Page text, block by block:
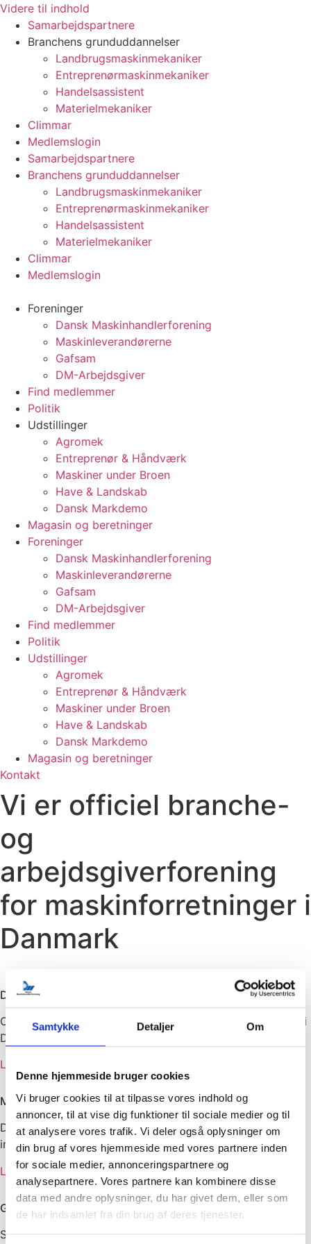
Samtykke Detaljer Om
Denne hjemmeside bruger cookies
Vi bruger cookies til at tilpasse vores indhold og
annoncer, til at vise dig funktioner til sociale medier og til
at analysere vores trafik. Vi deler også oplysninger om
din brug af vores hjemmeside med vores partnere inden
for sociale medier, annonceringspartnere og
analysepartnere. Vores partnere kan kombinere disse
data med andre oplysninger, du har givet dem, eller som
de har indsamlet fra din brug af deres tjenester.
Videre til indhold
Samarbejdspartnere
Branchens grunduddannelser
Landbrugsmaskinmekaniker
Entreprenørmaskinmekaniker
Handelsassistent
Materielmekaniker
Climmar
Medlemslogin
Samarbejdspartnere
Branchens grunduddannelser
Landbrugsmaskinmekaniker
Entreprenørmaskinmekaniker
Handelsassistent
Materielmekaniker
Climmar
Medlemslogin
Foreninger
Dansk Maskinhandlerforening
Maskinleverandørerne
Gafsam
DM-Arbejdsgiver
Find medlemmer
Politik
Udstillinger
Agromek
Entreprenør & Håndværk
Maskiner under Broen
Have & Landskab
Dansk Markdemo
Magasin og beretninger
Foreninger
Dansk Maskinhandlerforening
Maskinleverandørerne
Gafsam
DM-Arbejdsgiver
Find medlemmer
Politik
Udstillinger
Agromek
Entreprenør & Håndværk
Maskiner under Broen
Have & Landskab
Dansk Markdemo
Magasin og beretninger
Kontakt
Vi er officiel branche-
og
arbejdsgiverforening
for maskinforretninger i
Danmark
Dansk Maskinhandlerforening
Officiel brancheforening for landbrugsmaskinforretninger i
Danmark
Læs mere
Maskinleverandørerne
Dynamisk forum for virksomheder, som er beskæftiget
indenfor produktion, import og salg af maskiner.
Læs mere
Gafsam
Sammenslutningen af danske gaffeltruckforhandlere og